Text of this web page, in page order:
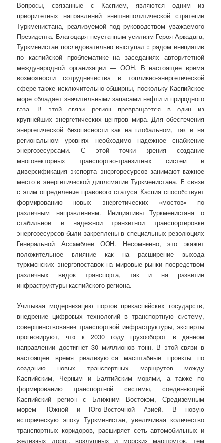
Вопросы, связанные с Каспием, являются одним из
приоритетных направлений внешнеполитической стратегии
Туркменистана, реализуемой под руководством уважаемого
Президента. Благодаря неустанным усилиям Героя-Аркадага,
Туркменистан последовательно выступал с рядом инициатив
по каспийской проблематике на заседаниях авторитетной
международной организации — ООН. В настоящее время
возможности сотрудничества в топливно-энергетической
сфере также исключительно обширны, поскольку Каспийское
море обладает значительными запасами нефти и природного
газа. В этой связи регион превращается в один из
крупнейших энергетических центров мира. Для обеспечения
энергетической безопасности как на глобальном, так и на
региональном уровнях необходимо надежное снабжение
энергоресурсами. С этой точки зрения создание
многовекторных транспортно-транзитных систем и
диверсификация экспорта энергоресурсов занимают важное
место в энергетической дипломатии Туркменистана. В связи
с этим определение правового статуса Каспия способствует
формированию новых энергетических «мостов» по
различным направлениям. Инициативы Туркменистана о
стабильной и надежной транзитной транспортировке
энергоресурсов были закреплены в специальных резолюциях
Генеральной Ассамблеи ООН. Несомненно, это окажет
положительное влияние как на расширение выхода
туркменских энергопоставок на мировые рынки посредством
различных видов транспорта, так и на развитие
инфраструктуры каспийского региона.
Учитывая модернизацию портов прикаспийских государств,
внедрение цифровых технологий в транспортную систему,
совершенствование транспортной инфраструктуры, эксперты
прогнозируют, что к 2030 году грузооборот в данном
направлении достигнет 30 миллионов тонн. В этой связи в
настоящее время реализуются масштабные проекты по
созданию новых транспортных маршрутов между
Каспийским, Черным и Балтийским морями, а также по
формированию транспортной системы, соединяющей
Каспийский регион с Ближним Востоком, Средиземным
морем, Южной и Юго-Восточной Азией. В новую
историческую эпоху Туркменистан, увеличивая количество
транспортных коридоров, расширяет сеть автомобильных и
железных дорог, воздушных и морских маршрутов, тем